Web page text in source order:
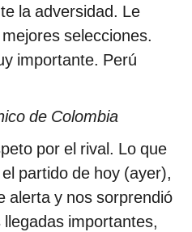
la adversidad. Le
selecciones.
importante. Perú
de Colombia
por el rival. Lo que
partido de hoy (ayer),
alerta y nos sorprendió
importantes,